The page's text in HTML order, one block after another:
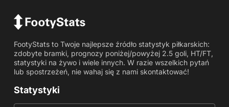
FootyStats to Twoje najlepsze źródło statystyk piłkarskich:
zdobyte bramki, prognozy poniżej/powyżej 2.5 goli, HT/FT,
statystyki na żywo i wiele innych. W razie wszelkich pytań
lub spostrzeżeń, nie wahaj się z nami skontaktować!
Statystyki